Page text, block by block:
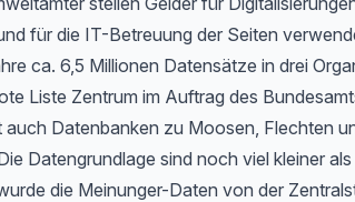
für die IT-Betreuung der Seiten
ca. 6,5 Millionen Datensätze in drei
Liste Zentrum im Auftrag des
Datenbanken zu Moosen, Flechten
Datengrundlage sind noch viel kleiner
die Meinunger-Daten von der